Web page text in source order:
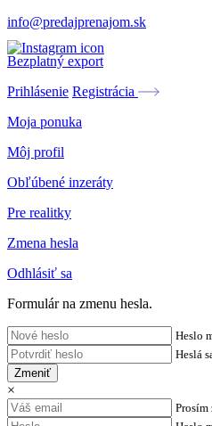
info@predajprenajom.sk
Bezplatný export
Prihlásenie Registrácia
Moja ponuka
Môj profil
Obľúbené inzeráty
Pre realitky
Zmena hesla
Odhlásiť sa
Formulár na zmenu hesla.
Heslo
Heslá
Zmeniť
×